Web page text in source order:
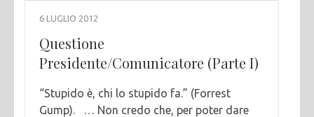
6 LUGLIO 2012
Questione
Presidente/Comunicatore (Parte I)
“Stupido è, chi lo stupido fa.” (Forrest
Gump). … Non credo che, per poter dare